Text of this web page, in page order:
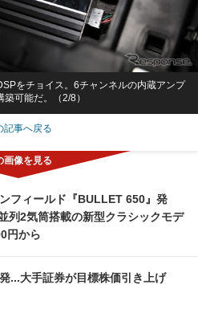
をチョイス。6チャンネルの内蔵アンプ
可能だ。（2/8）
記事へ戻る
フィールド『BULLET 650』発
列2気筒搭載の新型クラシックモデ
円から
...大手証券が目標株価引き上げ